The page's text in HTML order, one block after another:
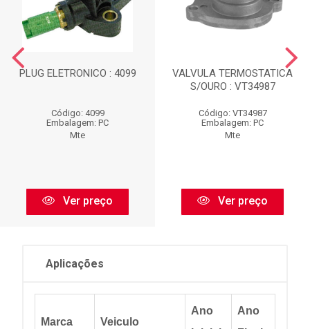
PLUG ELETRONICO : 4099
Código: 4099
Embalagem: PC
Mte
Ver preço
VALVULA TERMOSTATICA
S/OURO : VT34987
Código: VT34987
Embalagem: PC
Mte
Ver preço
Aplicações
Marca Veiculo
Ano
Ano